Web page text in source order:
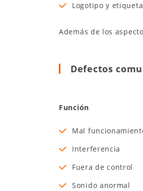
Logotipo y
Además de los
Defectos
Función
Mal
Interferencia
Fuera de control
Sonido anormal